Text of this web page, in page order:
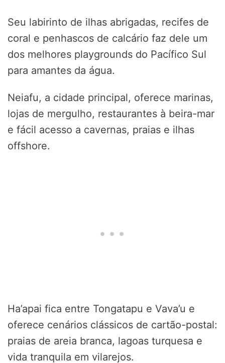
Seu labirinto de ilhas abrigadas, recifes de
coral e penhascos de calcário faz dele um
dos melhores playgrounds do Pacífico Sul
para amantes da água.
Neiafu, a cidade principal, oferece marinas,
lojas de mergulho, restaurantes à beira-mar
e fácil acesso a cavernas, praias e ilhas
offshore.
Ha’apai fica entre Tongatapu e Vava’u e
oferece cenários clássicos de cartão-postal:
praias de areia branca, lagoas turquesa e
vida tranquila em vilarejos.